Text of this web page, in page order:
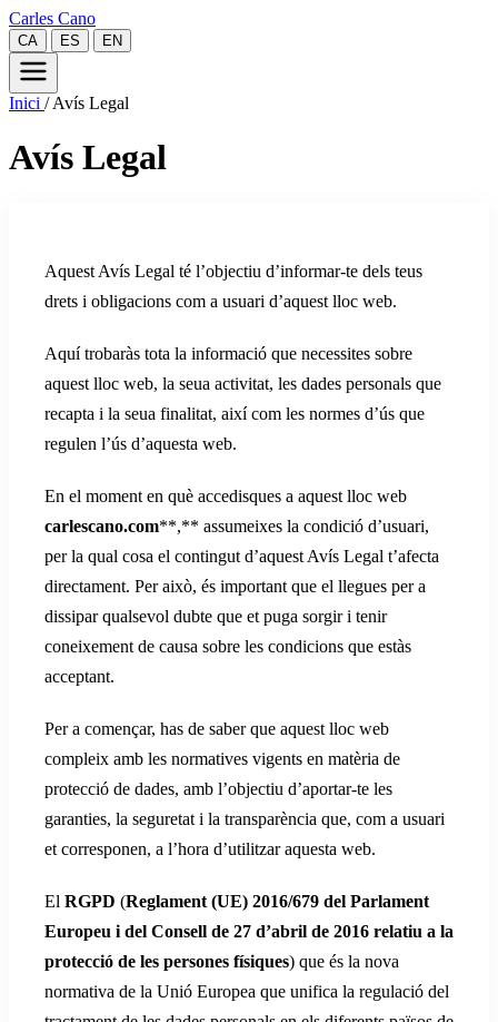
Carles Cano
CA ES EN
Inici / Avís Legal
Avís Legal
Aquest Avís Legal té l’objectiu d’informar-te dels teus
drets i obligacions com a usuari d’aquest lloc web.
Aquí trobaràs tota la informació que necessites sobre
aquest lloc web, la seua activitat, les dades personals que
recapta i la seua finalitat, així com les normes d’ús que
regulen l’ús d’aquesta web.
En el moment en què accedisques a aquest lloc web
carlescano.com**,** assumeixes la condició d’usuari,
per la qual cosa el contingut d’aquest Avís Legal t’afecta
directament. Per això, és important que el llegues per a
dissipar qualsevol dubte que et puga sorgir i tenir
coneixement de causa sobre les condicions que estàs
acceptant.
Per a començar, has de saber que aquest lloc web
compleix amb les normatives vigents en matèria de
protecció de dades, amb l’objectiu d’aportar-te les
garanties, la seguretat i la transparència que, com a usuari
et corresponen, a l’hora d’utilitzar aquesta web.
El RGPD (Reglament (UE) 2016/679 del Parlament
Europeu i del Consell de 27 d’abril de 2016 relatiu a la
protecció de les persones físiques) que és la nova
normativa de la Unió Europea que unifica la regulació del